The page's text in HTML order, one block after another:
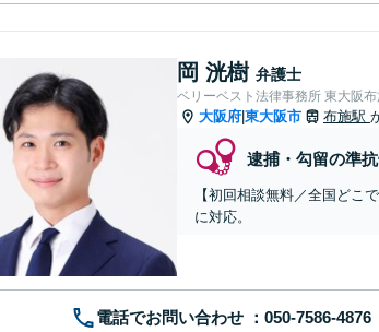
岡 洸樹 弁護士
ベリーベスト法律事務所 東大阪布
大阪府 東大阪市 布施駅
逮捕・勾留の準
【初回相談無料／全国どこ
に対応。
電話でお問い合わせ